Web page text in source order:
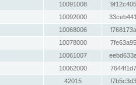
10091008
10092000
10068006
10078000
10061007
10062000
42015